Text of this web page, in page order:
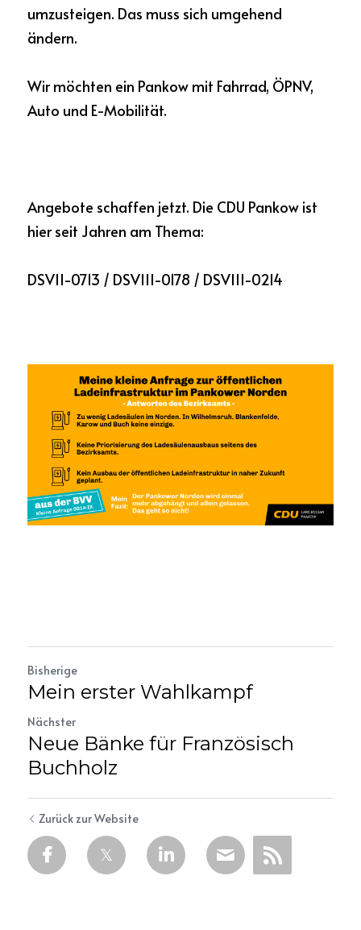
umzusteigen. Das muss sich umgehend
ändern.
Wir möchten ein Pankow mit Fahrrad, ÖPNV,
Auto und E-Mobilität.
Angebote schaffen jetzt. Die CDU Pankow ist
hier seit Jahren am Thema:
DSVII-0713 / DSVIII-0178 / DSVIII-0214
Bisherige
Mein erster Wahlkampf
Nächster
Neue Bänke für Französisch
Buchholz
Zurück zur Website